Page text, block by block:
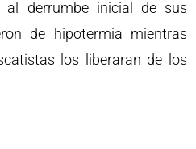
al derrumbe inicial de sus
de hipotermia mientras
los liberaran de los